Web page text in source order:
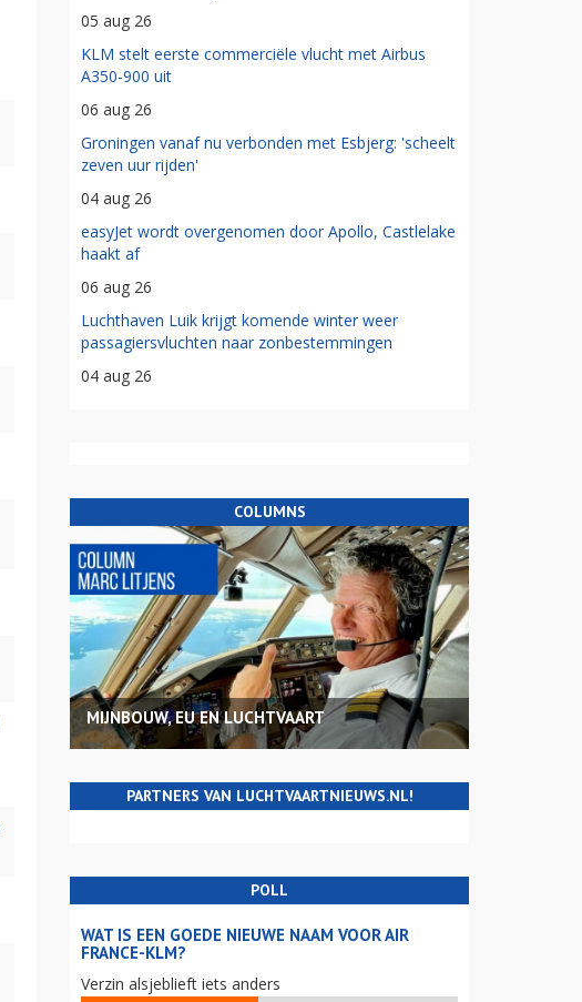
05 aug 26
KLM stelt eerste commerciële vlucht met Airbus
A350-900 uit
06 aug 26
Groningen vanaf nu verbonden met Esbjerg: 'scheelt
zeven uur rijden'
04 aug 26
easyJet wordt overgenomen door Apollo, Castlelake
haakt af
06 aug 26
Luchthaven Luik krijgt komende winter weer
passagiersvluchten naar zonbestemmingen
04 aug 26
COLUMNS
MIJNBOUW, EU EN LUCHTVAART
PARTNERS VAN LUCHTVAARTNIEUWS.NL!
POLL
WAT IS EEN GOEDE NIEUWE NAAM VOOR AIR
FRANCE-KLM?
Verzin alsjeblieft iets anders